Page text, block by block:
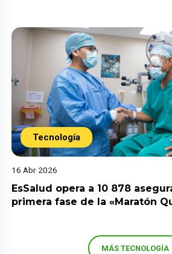
Tecnología
16 Abr 2026
EsSalud opera a 10 878
primera fase de la «Maratón
MÁS TECNOLOGÍA